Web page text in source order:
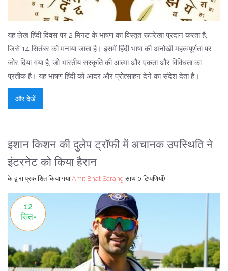
यह लेख हिंदी दिवस पर 2 मिनट के भाषण का विस्तृत रूपरेखा प्रदान करता है,
जिसे 14 सितंबर को मनाया जाता है। इसमें हिंदी भाषा की अनोखी महत्वपूर्णता पर
जोर दिया गया है, जो भारतीय संस्कृति की आत्मा और एकता और विविधता का
प्रतीक है। यह भाषण हिंदी को आदर और प्रोत्साहन देने का संदेश देता है।
और देखें
इशान किशन की दुलेप ट्रॉफी में अचानक उपस्थिति ने
इंटरनेट को किया हैरान
के द्वारा प्रकाशित किया गया Amit Bhat Sarang साथ 0 टिप्पणियाँ)
12
सित॰